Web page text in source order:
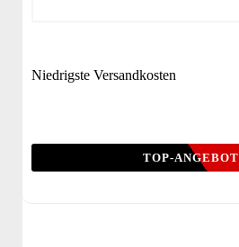
Niedrigste Versandkosten
TOP-ANGEBOT